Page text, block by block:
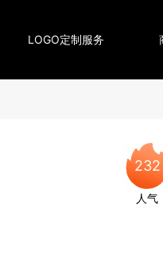
LOGO定制服务
232
人气